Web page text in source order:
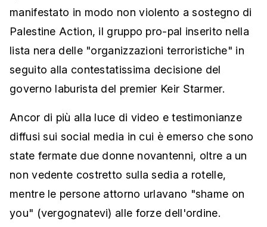
manifestato in modo non violento a sostegno di
Palestine Action, il gruppo pro-pal inserito nella
lista nera delle "organizzazioni terroristiche" in
seguito alla contestatissima decisione del
governo laburista del premier Keir Starmer.
Ancor di più alla luce di video e testimonianze
diffusi sui social media in cui è emerso che sono
state fermate due donne novantenni, oltre a un
non vedente costretto sulla sedia a rotelle,
mentre le persone attorno urlavano "shame on
you" (vergognatevi) alle forze dell'ordine.